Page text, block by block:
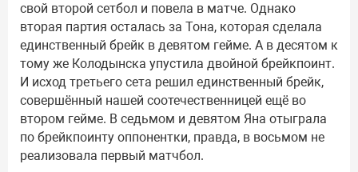
свой второй сетбол и повела в матче. Однако
вторая партия осталась за Тона, которая сделала
единственный брейк в девятом гейме. А в десятом к
тому же Колодынска упустила двойной брейкпоинт.
И исход третьего сета решил единственный брейк,
совершённый нашей соотечественницей ещё во
втором гейме. В седьмом и девятом Яна отыграла
по брейкпоинту оппонентки, правда, в восьмом не
реализовала первый матчбол.